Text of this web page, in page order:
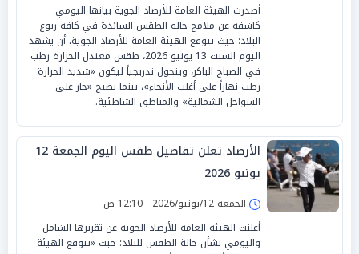
أصدرت الهيئة العامة للأرصاد الجوية بيانها اليومي
كاشفة عن ملامح حالة الطقس السائدة في كافة ربوع
البلاد؛ حيث تتوقع الهيئة العامة للأرصاد الجوية، أن يشهد
اليوم السبت 13 يونيو 2026، طقس معتدل الحرارة رطب
في الصباح الباكر، ويتحول تدريجياً ليكون «شديد الحرارة
رطب نهاراً على أغلب الأنحاء»، بينما يصبح «حار على
السواحل الشمالية» والمناطق الشاطئية.
الأرصاد تعلن تفاصيل طقس اليوم الجمعة 12
يونيو 2026
الجمعة 12/يونيو/2026 - 12:10 ص
أعلنت الهيئة العامة للأرصاد الجوية عن تقريرها الشامل
واليومي بشأن حالة الطقس للبلاد؛ حيث «تتوقع الهيئة